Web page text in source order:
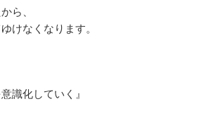
ら、
なくなります。
化していく』